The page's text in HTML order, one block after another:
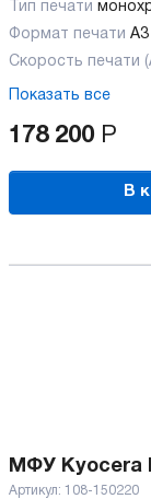
Тип печати
Формат печати A3
Скорость печати
Показать все
178 200 Р
В
МФУ Kyocera
Артикул: 108-150220